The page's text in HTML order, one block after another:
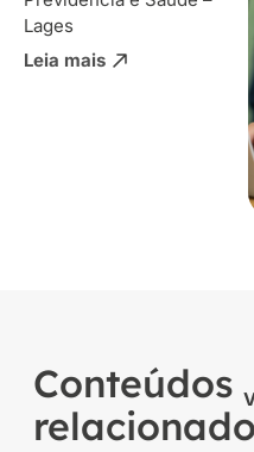
Lages
Leia mais
Conteúdos